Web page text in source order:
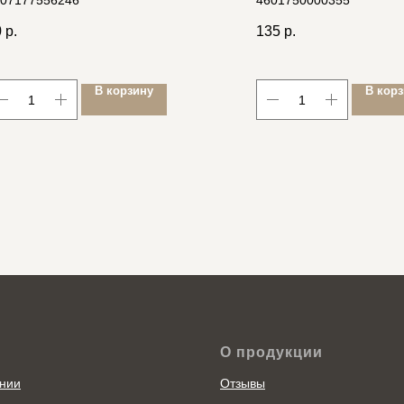
р.
В корзину
135 р.
В
О продукции
Отзывы